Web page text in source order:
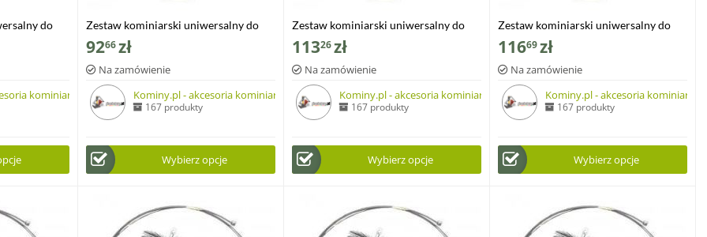
do
kominiarskie
Zestaw kominiarski uniwersalny do
czyszczenia od góry i od dołu szczotka
z blaszki, kula 1.6kg, dł.12mb
9266zł
Na zamówienie
Kominy.pl - akcesoria kominiarskie
167 produkty
Wybierz opcje
Zestaw kominiarski uniwersalny do
czyszczenia od góry i od dołu szczotka
z blaszki, kula 2.6kg, dł. 9mb
11326zł
Na zamówienie
Kominy.pl - akcesoria kominiarskie
167 produkty
Wybierz opcje
Zestaw kominiarski uniwersalny do
czyszczenia od góry i od dołu szczotka
z blaszki, kula 2.6kg, dł.12mb
11669zł
Na zamówienie
Kominy.pl - akcesoria kominiarskie
167 produkty
Wybierz opcje